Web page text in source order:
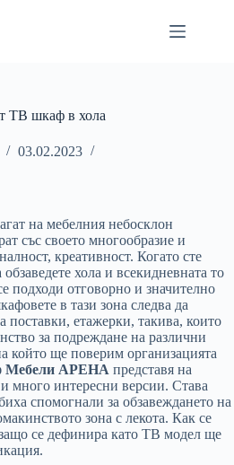
ТВ шкаф в хола
03.02.2023
на мебелния небосклон
със своето многообразие и
креативност. Когато сте
хола и всекидневната то
подходи отговорно и значително
в тази зона следва да
поставки, етажерки, такива, които
за подреждане на различни
който ще поверим организацията
Мебели АРЕНА представя на
много интересни версии. Става
спомогнали за обзавеждането на
зона с лекота. Как се
се дефинира като ТВ модел ще